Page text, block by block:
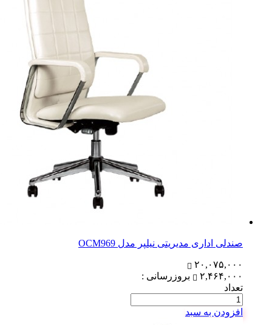
صندلی اداری مدیریتی نیلپر مدل OCM969
۲۰,۰۷۵,۰۰۰
۲,۴۶۴,۰۰۰
بروزرسانی :
تعداد
افزودن به سبد